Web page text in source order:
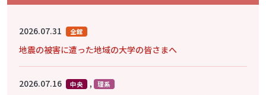
2026.07.31 全館
地震の被害に遭った地域の大学の皆さまへ
2026.07.16 中央 , 理系